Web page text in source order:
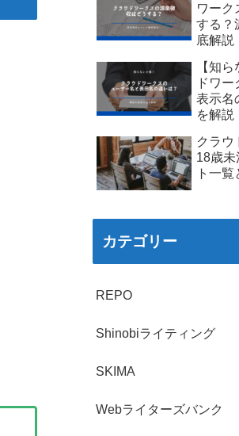
ワーク
する？
底解説
【知
ドワ
表示名
を解説
クラウ
18歳未
ト一
カテゴリー
REPO
Shinobiライティング
SKIMA
Webライターズバンク